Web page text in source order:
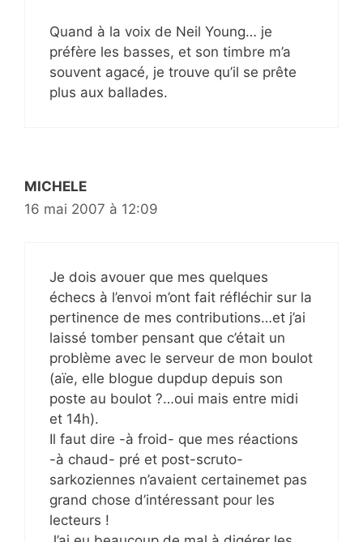
Quand à la voix de Neil Young… je
préfère les basses, et son timbre m’a
souvent agacé, je trouve qu’il se prête
plus aux ballades.
MICHELE
16 mai 2007 à 12:09
Je dois avouer que mes quelques
échecs à l’envoi m’ont fait réfléchir sur la
pertinence de mes contributions…et j’ai
laissé tomber pensant que c’était un
problème avec le serveur de mon boulot
(aïe, elle blogue dupdup depuis son
poste au boulot ?…oui mais entre midi
et 14h).
Il faut dire -à froid- que mes réactions
-à chaud- pré et post-scruto-
sarkoziennes n’avaient certainemet pas
grand chose d’intéressant pour les
lecteurs !